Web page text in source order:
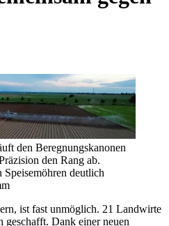
den Beregnungskanonen
den Rang ab.
Speisemöhren deutlich
ist fast unmöglich. 21 Landwirte
geschafft. Dank einer neuen